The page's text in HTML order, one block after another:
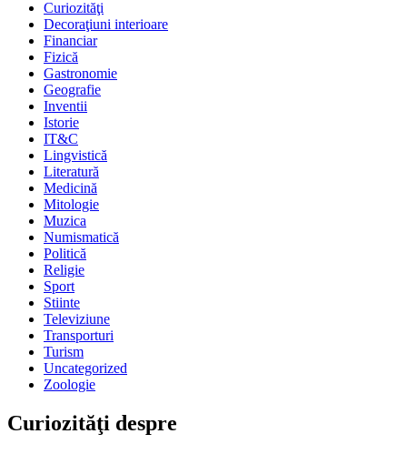
Curiozităţi
Decoraţiuni interioare
Financiar
Fizică
Gastronomie
Geografie
Inventii
Istorie
IT&C
Lingvistică
Literatură
Medicină
Mitologie
Muzica
Numismatică
Politică
Religie
Sport
Stiinte
Televiziune
Transporturi
Turism
Uncategorized
Zoologie
Curiozităţi despre